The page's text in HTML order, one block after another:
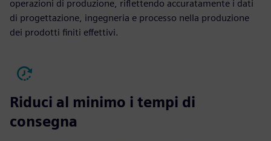
operazioni di produzione, riflettendo accuratamente i dati
di progettazione, ingegneria e processo nella produzione
dei prodotti finiti effettivi.
Riduci al minimo i tempi di
consegna